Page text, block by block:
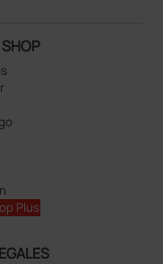
Plus